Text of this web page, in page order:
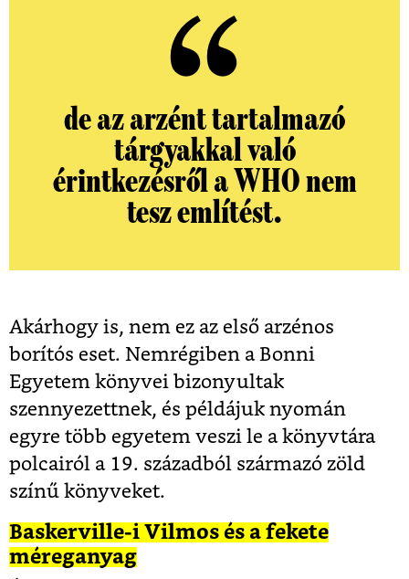
de az arzént tartalmazó
tárgyakkal való
érintkezésről a WHO nem
tesz említést.
Akárhogy is, nem ez az első arzénos
borítós eset. Nemrégiben a Bonni
Egyetem könyvei bizonyultak
szennyezettnek, és példájuk nyomán
egyre több egyetem veszi le a könyvtára
polcairól a 19. századból származó zöld
színű könyveket.
Baskerville-i Vilmos és a fekete
méreganyag